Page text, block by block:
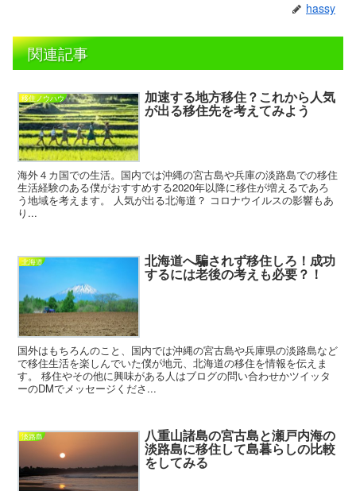
hassy
関連記事
移住ノウハウ 加速する地方移住？これから人気
が出る移住先を考えてみよう
海外４カ国での生活。国内では沖縄の宮古島や兵庫の淡路島での移住
生活経験のある僕がおすすめする2020年以降に移住が増えるであろ
う地域を考えます。 人気が出る北海道？ コロナウイルスの影響もあ
り...
北海道 北海道へ騙されず移住しろ！成功
するには老後の考えも必要？！
国外はもちろんのこと、国内では沖縄の宮古島や兵庫県の淡路島など
で移住生活を楽しんでいた僕が地元、北海道の移住を情報を伝えま
す。 移住やその他に興味がある人はブログの問い合わせかツイッタ
ーのDMでメッセージくださ...
淡路島 八重山諸島の宮古島と瀬戸内海の
淡路島に移住して島暮らしの比較
をしてみる